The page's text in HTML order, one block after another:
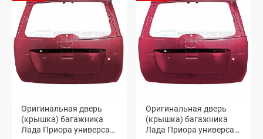
Оригинальная дверь
(крышка) багажника
Лада Приора универсал
Оригинальная дверь
(крышка) багажника
Лада Приора универсал